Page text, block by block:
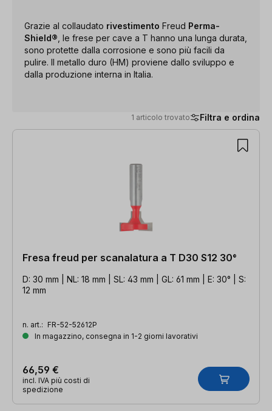
Grazie al collaudato rivestimento Freud Perma-
Shield® , le frese per cave a T hanno una lunga durata,
sono protette dalla corrosione e sono più facili da
pulire. Il metallo duro (HM) proviene dallo sviluppo e
dalla produzione interna in Italia.
1 articolo trovato Filtra e ordina
1 articolo trovato
Fresa freud per scanalatura a T D30 S12 30°
D: 30 mm | NL: 18 mm | SL: 43 mm | GL: 61 mm | E: 30° | S:
12 mm
n. art.: FR-52-52612P
In magazzino, consegna in 1-2 giorni lavorativi
66,59 €
incl. IVA più costi di
spedizione